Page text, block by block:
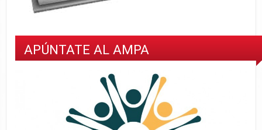
APÚNTATE AL AMPA